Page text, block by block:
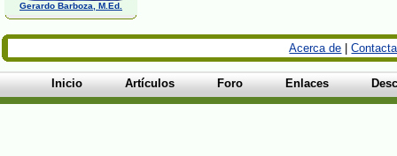
Gerardo Barboza, M.Ed.
Acerca de |
Inicio Artículos Foro Enlaces